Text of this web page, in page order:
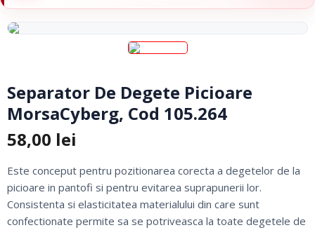
Separator De Degete Picioare
MorsaCyberg, Cod 105.264
58,00 lei
Este conceput pentru pozitionarea corecta a degetelor de la
picioare in pantofi si pentru evitarea suprapunerii lor.
Consistenta si elasticitatea materialului din care sunt
confectionate permite sa se potriveasca la toate degetele de